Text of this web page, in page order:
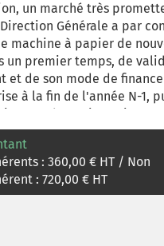
un marché très
Générale a par
machine à papier de
un premier temps, de
et de son mode de
à la fin de l'année N-1,
de cet
sa structure financière,
N+1.
: 360,00 € HT / Non
: 720,00 € HT